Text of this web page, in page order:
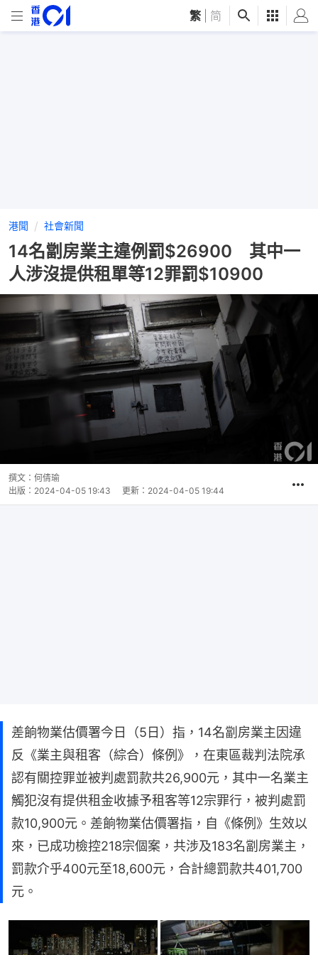
繁 简
港聞 社會新聞
14名劏房業主違例罰$26900 其中一
人涉沒提供租單等12罪罰$10900
撰文： 何倩瑜
出版： 2024-04-05 19:43 更新： 2024-04-05 19:44
差餉物業估價署今日（5日）指，14名劏房業主因違
反《業主與租客（綜合）條例》，在東區裁判法院承
認有關控罪並被判處罰款共26,900元，其中一名業主
觸犯沒有提供租金收據予租客等12宗罪行，被判處罰
款10,900元。差餉物業估價署指，自《條例》生效以
來，已成功檢控218宗個案，共涉及183名劏房業主，
罰款介乎400元至18,600元，合計總罰款共401,700
元。